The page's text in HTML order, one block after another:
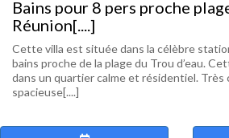
Bains pour 8 pers proche
Réunion[....]
Cette villa est située dans la célèbre
bains proche de la plage du Trou d’eau.
dans un quartier calme et résidentiel.
spacieuse[....]